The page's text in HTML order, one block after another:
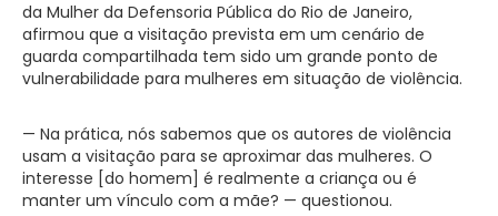
da Mulher da Defensoria Pública do Rio de Janeiro,
afirmou que a visitação prevista em um cenário de
guarda compartilhada tem sido um grande ponto de
vulnerabilidade para mulheres em situação de violência.
— Na prática, nós sabemos que os autores de violência
usam a visitação para se aproximar das mulheres. O
interesse [do homem] é realmente a criança ou é
manter um vínculo com a mãe? — questionou.